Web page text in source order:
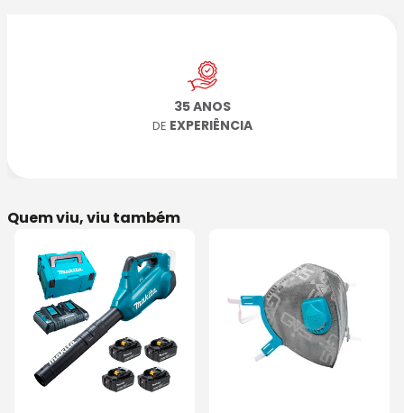
35 ANOS
DE EXPERIÊNCIA
Quem viu, viu também